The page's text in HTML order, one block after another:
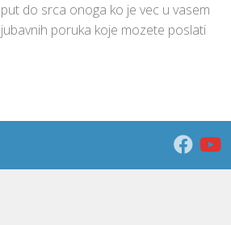
do srca onoga ko je vec u vasem
poruka koje mozete poslati